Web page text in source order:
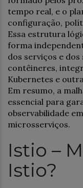
tempo real, e o
configuração,
Essa estrutura
forma
dos serviços e
contêineres,
Kubernetes e
Em resumo, a
essencial para
observabilidade
microsserviços.
Istio –
Istio?